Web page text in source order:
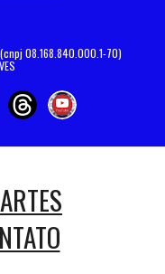
(cnpj 08.168.840.000.1-70)
ARTES